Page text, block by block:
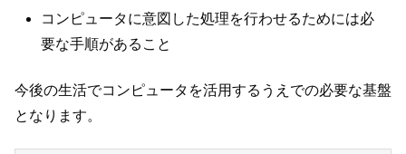
コンピュータに意図した処理を行わせるためには必
要な手順があること
今後の生活でコンピュータを活用するうえでの必要な基盤
となります。